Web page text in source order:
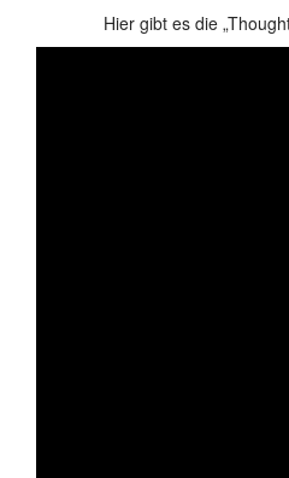
Hier gibt es die